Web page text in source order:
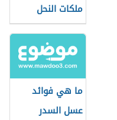
ملكات النحل
ما هي فوائد
عسل السدر